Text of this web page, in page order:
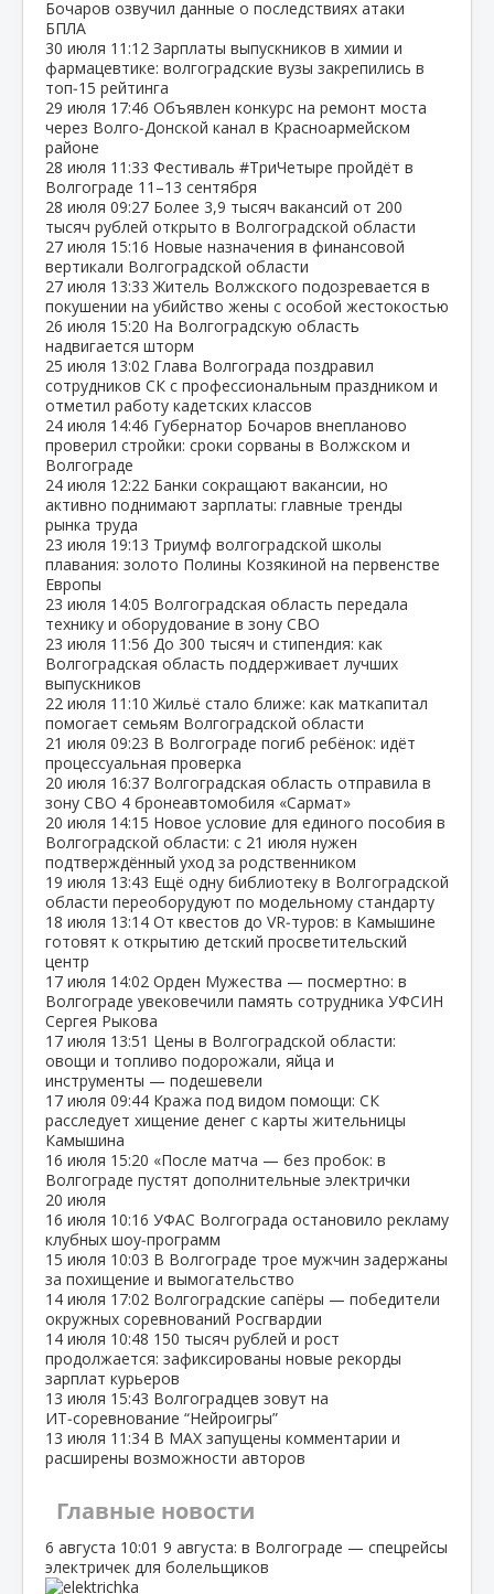
Бочаров озвучил данные о последствиях атаки
БПЛА
30 июля 11:12 Зарплаты выпускников в химии и
фармацевтике: волгоградские вузы закрепились в
топ‑15 рейтинга
29 июля 17:46 Объявлен конкурс на ремонт моста
через Волго‑Донской канал в Красноармейском
районе
28 июля 11:33 Фестиваль #ТриЧетыре пройдёт в
Волгограде 11–13 сентября
28 июля 09:27 Более 3,9 тысяч вакансий от 200
тысяч рублей открыто в Волгоградской области
27 июля 15:16 Новые назначения в финансовой
вертикали Волгоградской области
27 июля 13:33 Житель Волжского подозревается в
покушении на убийство жены с особой жестокостью
26 июля 15:20 На Волгоградскую область
надвигается шторм
25 июля 13:02 Глава Волгограда поздравил
сотрудников СК с профессиональным праздником и
отметил работу кадетских классов
24 июля 14:46 Губернатор Бочаров внепланово
проверил стройки: сроки сорваны в Волжском и
Волгограде
24 июля 12:22 Банки сокращают вакансии, но
активно поднимают зарплаты: главные тренды
рынка труда
23 июля 19:13 Триумф волгоградской школы
плавания: золото Полины Козякиной на первенстве
Европы
23 июля 14:05 Волгоградская область передала
технику и оборудование в зону СВО
23 июля 11:56 До 300 тысяч и стипендия: как
Волгоградская область поддерживает лучших
выпускников
22 июля 11:10 Жильё стало ближе: как маткапитал
помогает семьям Волгоградской области
21 июля 09:23 В Волгограде погиб ребёнок: идёт
процессуальная проверка
20 июля 16:37 Волгоградская область отправила в
зону СВО 4 бронеавтомобиля «Сармат»
20 июля 14:15 Новое условие для единого пособия в
Волгоградской области: с 21 июля нужен
подтверждённый уход за родственником
19 июля 13:43 Ещё одну библиотеку в Волгоградской
области переоборудуют по модельному стандарту
18 июля 13:14 От квестов до VR‑туров: в Камышине
готовят к открытию детский просветительский
центр
17 июля 14:02 Орден Мужества — посмертно: в
Волгограде увековечили память сотрудника УФСИН
Сергея Рыкова
17 июля 13:51 Цены в Волгоградской области:
овощи и топливо подорожали, яйца и
инструменты — подешевели
17 июля 09:44 Кража под видом помощи: СК
расследует хищение денег с карты жительницы
Камышина
16 июля 15:20 «После матча — без пробок: в
Волгограде пустят дополнительные электрички
20 июля
16 июля 10:16 УФАС Волгограда остановило рекламу
клубных шоу‑программ
15 июля 10:03 В Волгограде трое мужчин задержаны
за похищение и вымогательство
14 июля 17:02 Волгоградские сапёры — победители
окружных соревнований Росгвардии
14 июля 10:48 150 тысяч рублей и рост
продолжается: зафиксированы новые рекорды
зарплат курьеров
13 июля 15:43 Волгоградцев зовут на
ИТ‑соревнование “Нейроигры”
13 июля 11:34 В МАХ запущены комментарии и
расширены возможности авторов
Главные новости
6 августа 10:01 9 августа: в Волгограде — спецрейсы
электричек для болельщиков